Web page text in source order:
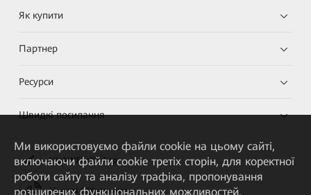
Як купити
Партнер
Ресурси
Швидкі посилання
HUAWEI eKit App
Huawei HiKnow App
Ми використовуємо файли cookie на цьому сайті,
включаючи файли cookie третіх сторін, для коректної
роботи сайту та аналізу трафіка, пропонування
розширених функціональних можливостей,